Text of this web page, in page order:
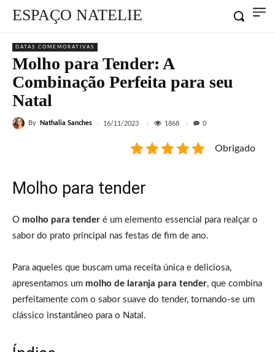
ESPAÇO NATELIE
DATAS COMEMORATIVAS
Molho para Tender: A
Combinação Perfeita para seu
Natal
By Nathalia Sanches 16/11/2023 1868 0
Obrigado
Molho para tender
O molho para tender é um elemento essencial para realçar o
sabor do prato principal nas festas de fim de ano.
Para aqueles que buscam uma receita única e deliciosa,
apresentamos um molho de laranja para tender, que combina
perfeitamente com o sabor suave do tender, tornando-se um
clássico instantâneo para o Natal.